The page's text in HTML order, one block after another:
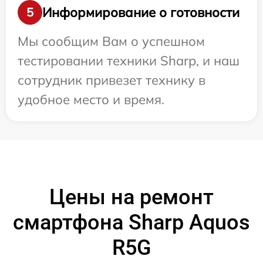
5
Информирование о готовности
Мы сообщим Вам о успешном
тестировании техники Sharp, и наш
сотрудник привезет технику в
удобное место и время.
Цены на ремонт
смартфона Sharp Aquos
R5G